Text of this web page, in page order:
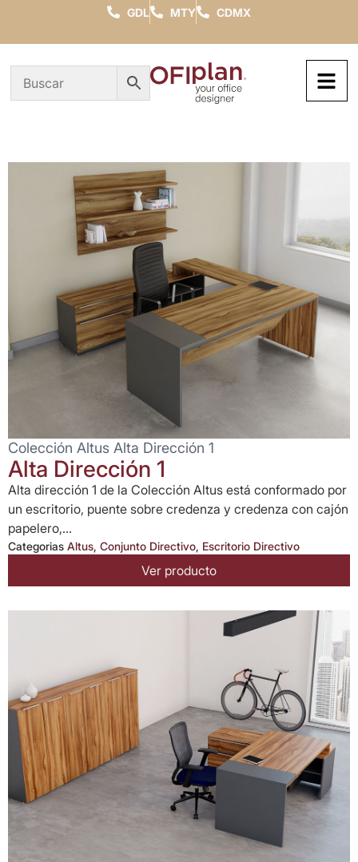
GDL MTY CDMX
Colección Altus Alta Dirección 1
Alta Dirección 1
Alta dirección 1 de la Colección Altus está conformado por
un escritorio, puente sobre credenza y credenza con cajón
papelero,...
Categorias Altus, Conjunto Directivo, Escritorio Directivo
Ver producto